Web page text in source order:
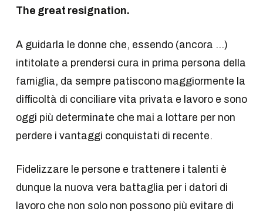
The great resignation.
A guidarla le donne che, essendo (ancora …)
intitolate a prendersi cura in prima persona della
famiglia, da sempre patiscono maggiormente la
difficoltà di conciliare vita privata e lavoro e sono
oggi più determinate che mai a lottare per non
perdere i vantaggi conquistati di recente.
Fidelizzare le persone e trattenere i talenti è
dunque la nuova vera battaglia per i datori di
lavoro che non solo non possono più evitare di